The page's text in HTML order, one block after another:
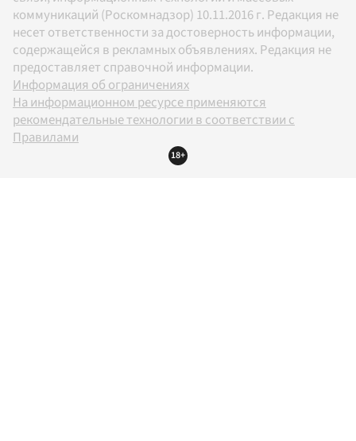
коммуникаций (Роскомнадзор) 10.11.2016 г. Редакция не
несет ответственности за достоверность информации,
содержащейся в рекламных объявлениях. Редакция не
предоставляет справочной информации.
Информация об ограничениях
На информационном ресурсе применяются
рекомендательные технологии в соответствии с
Правилами
18+